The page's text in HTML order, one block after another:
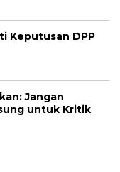
Keputusan DPP
Jangan
untuk Kritik